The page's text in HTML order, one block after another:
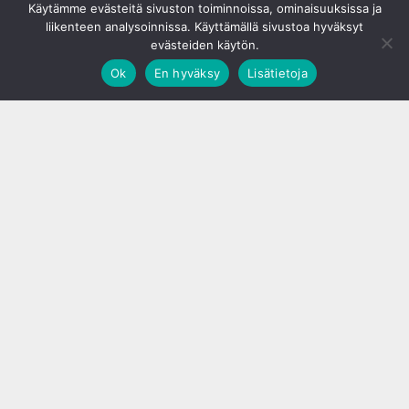
Käytämme evästeitä sivuston toiminnoissa, ominaisuuksissa ja
liikenteen analysoinnissa. Käyttämällä sivustoa hyväksyt
evästeiden käytön.
Ok
En hyväksy Lisätietoja